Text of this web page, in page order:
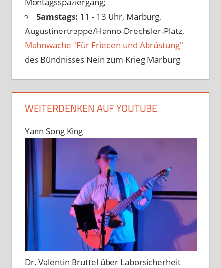
Samstags: 11 - 13 Uhr, Marburg,
Augustinertreppe/Hanno-Drechsler-Platz,
Mahnwache "Für Frieden und Abrüstung"
des Bündnisses Nein zum Krieg Marburg
WEITERDENKEN AUF YOUTUBE
Yann Song King
Dr. Valentin Bruttel über Laborsicherheit